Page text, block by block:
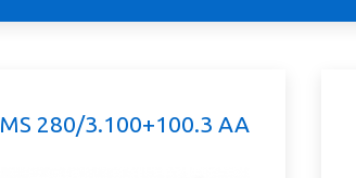
MS 280/3.100+100.3 AA